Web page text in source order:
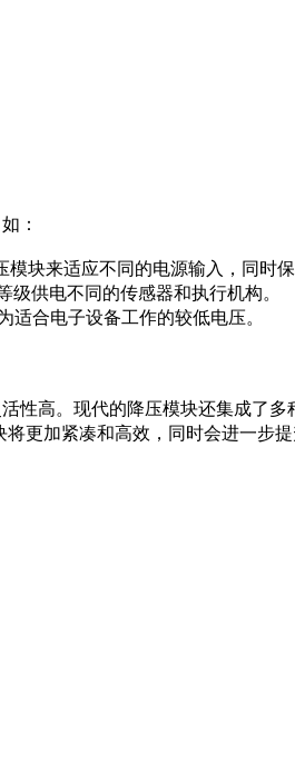
：
块来适应不同的电源输入，同时
供电不同的传感器和执行机构。
合电子设备工作的较低电压。
性高。现代的降压模块还集成了
更加紧凑和高效，同时会进一步